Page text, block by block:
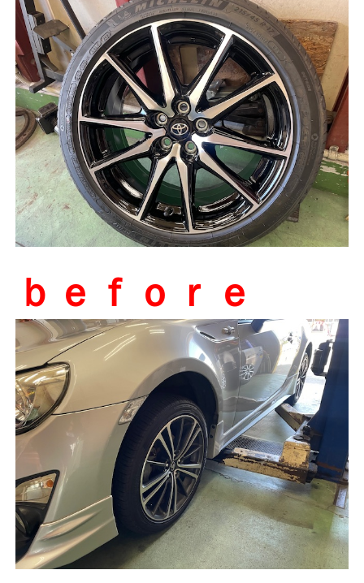
ｂｅｆｏｒｅ